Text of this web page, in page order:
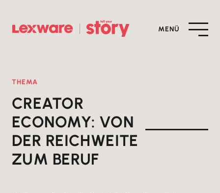
MENÜ
THEMA
CREATOR
ECONOMY: VON
DER REICHWEITE
ZUM BERUF